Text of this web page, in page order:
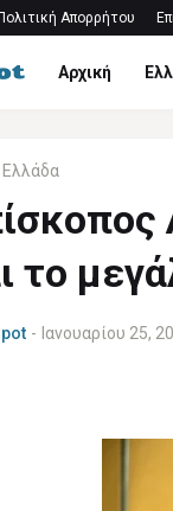
Πολιτική Απορρήτου
Αρχική
Ελλάδα
το
- Ιανουαρίου 25,